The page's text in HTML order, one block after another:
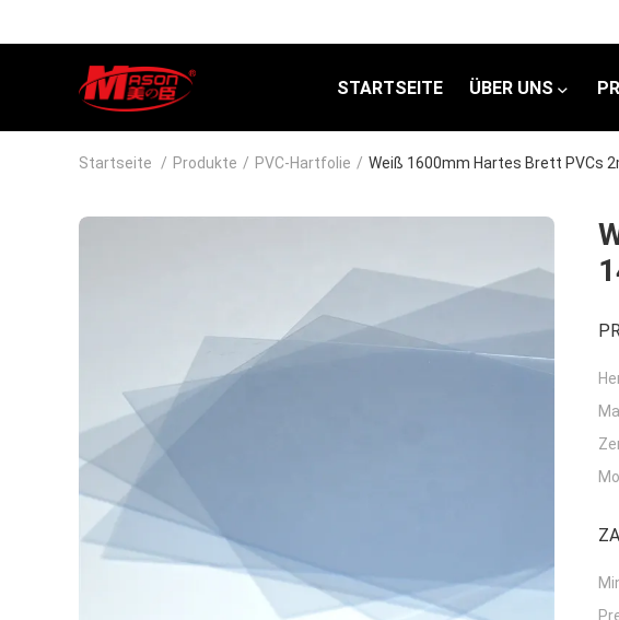
STARTSEITE ÜBER UNS
Startseite / Produkte / PVC-Hartfolie / Weiß 1600mm Hartes Brett PVCs